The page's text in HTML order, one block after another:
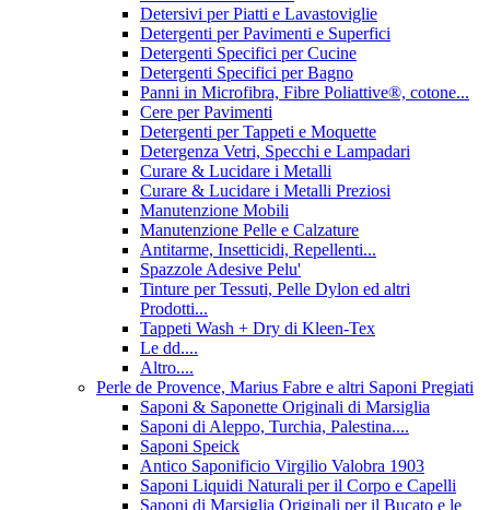
Detersivi per Piatti e Lavastoviglie
Detergenti per Pavimenti e Superfici
Detergenti Specifici per Cucine
Detergenti Specifici per Bagno
Panni in Microfibra, Fibre Poliattive®, cotone...
Cere per Pavimenti
Detergenti per Tappeti e Moquette
Detergenza Vetri, Specchi e Lampadari
Curare & Lucidare i Metalli
Curare & Lucidare i Metalli Preziosi
Manutenzione Mobili
Manutenzione Pelle e Calzature
Antitarme, Insetticidi, Repellenti...
Spazzole Adesive Pelu'
Tinture per Tessuti, Pelle Dylon ed altri
Prodotti...
Tappeti Wash + Dry di Kleen-Tex
Le dd....
Altro....
Perle de Provence, Marius Fabre e altri Saponi Pregiati
Saponi & Saponette Originali di Marsiglia
Saponi di Aleppo, Turchia, Palestina....
Saponi Speick
Antico Saponificio Virgilio Valobra 1903
Saponi Liquidi Naturali per il Corpo e Capelli
Saponi di Marsiglia Originali per il Bucato e le